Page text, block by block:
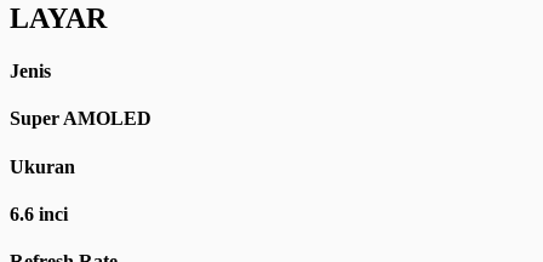
LAYAR
Jenis
Super AMOLED
Ukuran
6.6 inci